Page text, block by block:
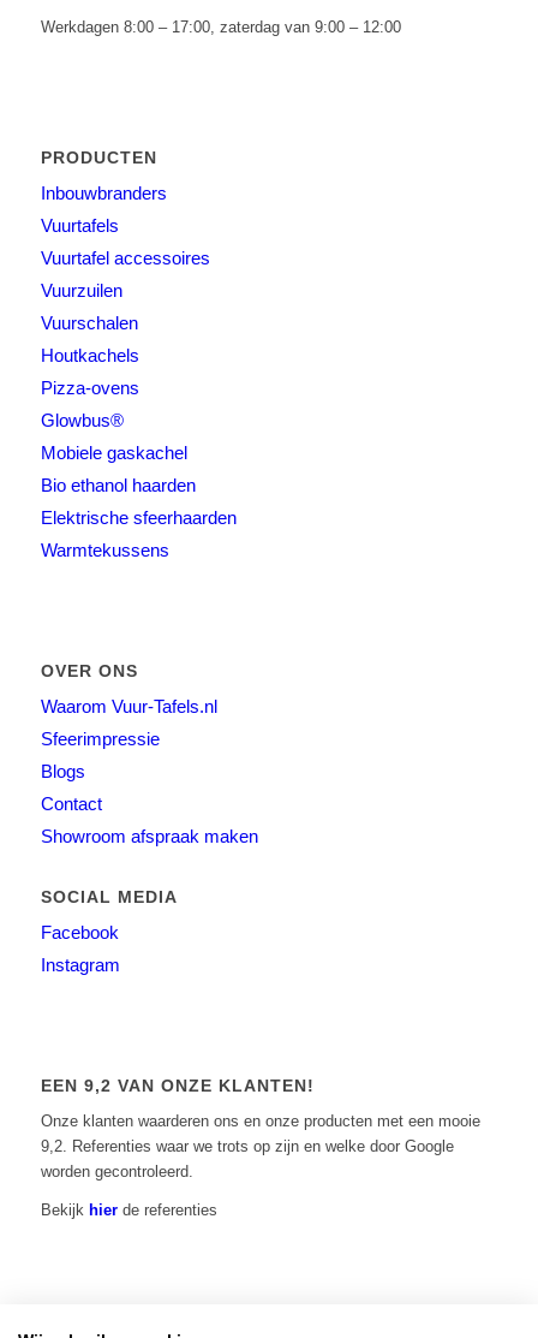
Werkdagen 8:00 – 17:00, zaterdag van 9:00 – 12:00
PRODUCTEN
Inbouwbranders
Vuurtafels
Vuurtafel accessoires
Vuurzuilen
Vuurschalen
Houtkachels
Pizza-ovens
Glowbus®
Mobiele gaskachel
Bio ethanol haarden
Elektrische sfeerhaarden
Warmtekussens
OVER ONS
Waarom Vuur-Tafels.nl
Sfeerimpressie
Blogs
Contact
Showroom afspraak maken
SOCIAL MEDIA
Facebook
Instagram
EEN 9,2 VAN ONZE KLANTEN!
Onze klanten waarderen ons en onze producten met een mooie
9,2. Referenties waar we trots op zijn en welke door Google
worden gecontroleerd.
Bekijk hierde referenties